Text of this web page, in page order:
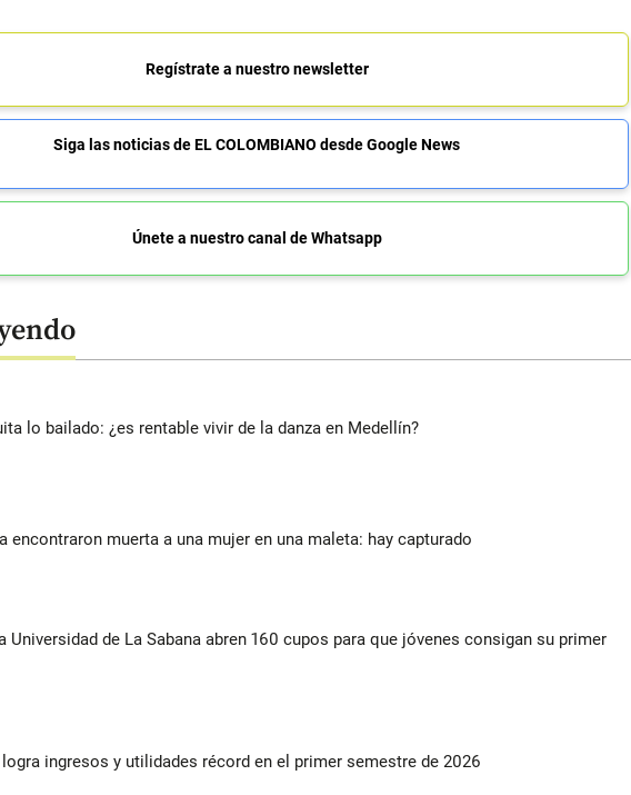
Regístrate a nuestro newsletter
Siga las noticias de EL COLOMBIANO desde Google News
Únete a nuestro canal de Whatsapp
lo bailado: ¿es rentable vivir de la danza en Medellín?
encontraron muerta a una mujer en una maleta: hay capturado
Universidad de La Sabana abren 160 cupos para que jóvenes consigan su primer
ingresos y utilidades récord en el primer semestre de 2026